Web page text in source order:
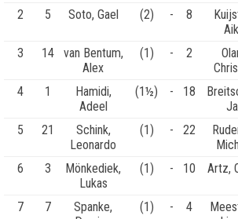
2 5 Soto, Gael (2) - 8
3 14
van Bentum,
Alex
(1) - 2
4 1
Hamidi,
Adeel
(1½) - 18
5 21
Schink,
Leonardo
(1) - 22
6 3
Mönkediek,
Lukas
(1) - 10 Artz,
7 7
Spanke,
(1) - 4